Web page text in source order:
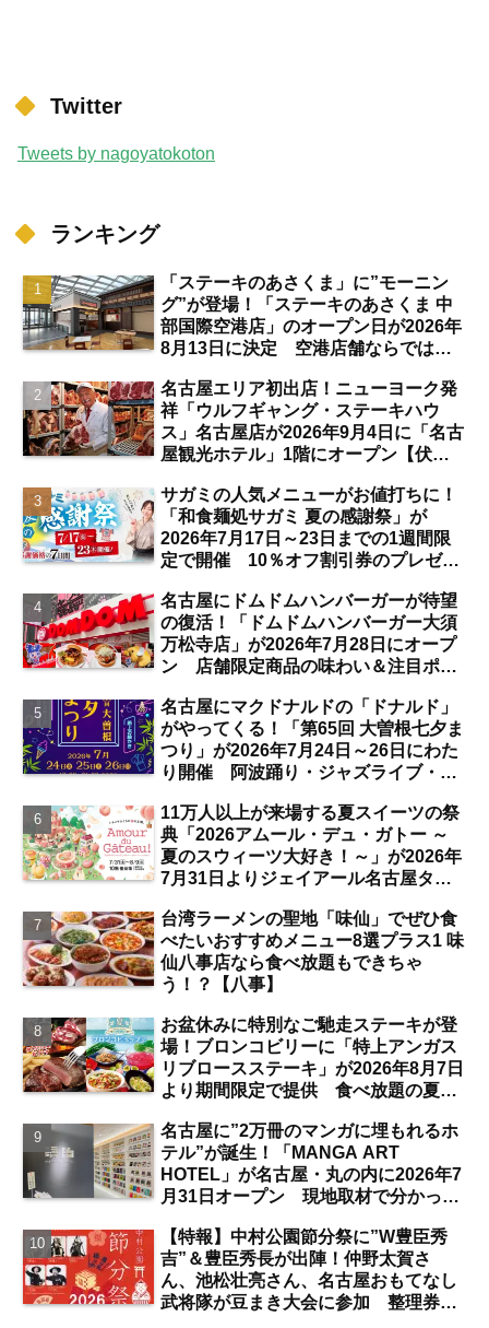
Twitter
Tweets by nagoyatokoton
ランキング
「ステーキのあさくま」に”モーニン
グ”が登場！「ステーキのあさくま 中
部国際空港店」のオープン日が2026年
8月13日に決定 空港店舗ならではの
名古屋エリア初出店！ニューヨーク発
祥「ウルフギャング・ステーキハウ
ス」名古屋店が2026年9月4日に「名古
屋観光ホテル」1階にオープン【伏
サガミの人気メニューがお値打ちに！
「和食麺処サガミ 夏の感謝祭」が
2026年7月17日～23日までの1週間限
定で開催 10％オフ割引券のプレゼン
名古屋にドムドムハンバーガーが待望
の復活！「ドムドムハンバーガー大須
万松寺店」が2026年7月28日にオープ
ン 店舗限定商品の味わい＆注目ポイ
津／独自取材】
名古屋にマクドナルドの「ドナルド」
がやってくる！「第65回 大曽根七夕ま
つり」が2026年7月24日～26日にわた
り開催 阿波踊り・ジャズライブ・道
夏祭りの見どころは？【まとめ／大曽
根】
11万人以上が来場する夏スイーツの祭
典「2026アムール・デュ・ガトー ～
夏のスウィーツ大好き！～」が2026年
7月31日よりジェイアール名古屋タカ
【名古屋駅】
台湾ラーメンの聖地「味仙」でぜひ食
べたいおすすめメニュー8選プラス1 味
仙八事店なら食べ放題もできちゃ
う！？【八事】
お盆休みに特別なご馳走ステーキが登
場！ブロンコビリーに「特上アンガス
リブロースステーキ」が2026年8月7日
より期間限定で提供 食べ放題の夏ブ
発】
名古屋に”2万冊のマンガに埋もれるホ
テル”が誕生！「MANGA ART
HOTEL」が名古屋・丸の内に2026年7
月31日オープン 現地取材で分かった
／独自取材】
【特報】中村公園節分祭に”W豊臣秀
吉”＆豊臣秀長が出陣！仲野太賀さ
ん、池松壮亮さん、名古屋おもてなし
武将隊が豆まき大会に参加 整理券を